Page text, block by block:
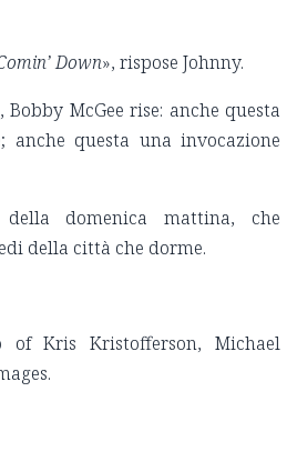
Down», rispose Johnny.
Bobby McGee rise: anche questa
anche questa una invocazione
domenica mattina, che
della città che dorme.
of Kris Kristofferson, Michael